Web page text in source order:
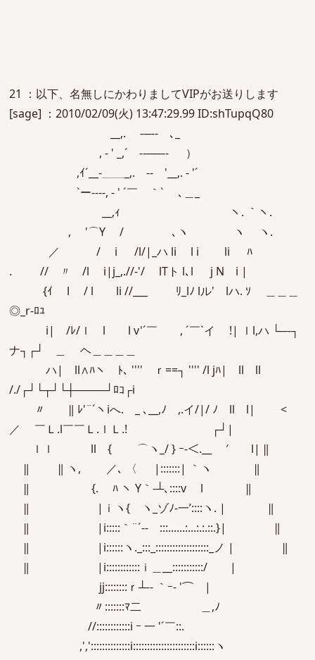
21 ：以下、名無しにかわりましてVIPがお送りします
[sage] ：2010/02/09(火) 13:47:29.99 ID:shTupqQ80
__,. -─-- ､_
, - ' _,´ --──‐- ）
,ｲ´__-＿＿_,. -‐ '__,. - '´
`ー----, - ' ´￣ ｀` ､＿_
__,ｨ ヽ. ｀ヽ.
, '⌒Y / ､ヽ ヽ ヽ.
／ / i /l/|_ハ li l i li ﾊ
. // 〃 /l i|j_,.//‐'/ lTト l､l j N i |
{ｲ l / l li //___ ﾘ_lﾉ lル' lハ. ｿ ＿＿＿
◎_r‐ﾛﾕ
i| /ﾚ/ｌ l l v'´￣ , ´￣`イ !| ｌl,ハ └─‐┐
ナ┐┌┘ ＿ ヘ＿＿＿＿
ハ| ll∧ﾊヽ ﾄ､ '''' ｒ==┐ '''' /l jﾊ| ll ll
/./┌┘└┬┘└┼────┘ﾛｺ┌i
〃 ‖ ﾚ'¨´ヽiへ. _ ､__,ﾉ ,.イ/|/ ﾉ ll l| <
／ ￣Ｌ.l￣￣Ｌ.ｌＬ.! ┌┘|
ｌｌ ll { ⌒ヽ_/ } ｰ‐＜.__ ′ l| ‖
‖ ‖ ヽ, ／､ 〈 |:::::::| ｀ヽ ‖
‖ {. ﾊ ヽ Y｀‐┴､::::v l ‖
‖ |ｉヽ{ ヽ_ゾﾉ‐一’::::ヽ. | ‖
‖ |i:::::｀¨´-- :::......:...:.:.::.}| ‖
‖ |i::::::ヽ._:::_:::::::::::::::::::_ノ | ‖
‖ |i::::::::::::ｉ＿__:::::::::::/ |
jj::::::::ｒ┴-- ｀ｰ‐ '⌒ |
〃:::::::ﾏ二 ＿,ﾉ
//::::::::::::i ｰ 一 '´￣::.
,','::::::::::::::i::::::::::::::::::::::i::::::ヽ